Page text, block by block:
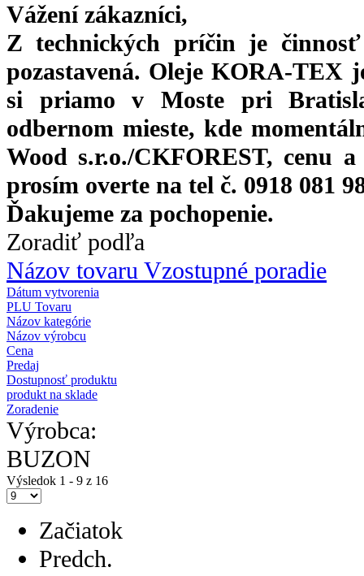
Vážení zákazníci,
Z technických príčin je činnosť
pozastavená. Oleje KORA-TEX
si priamov Moste pri
odbernom mieste, kde
Wood s.r.o./CKFOREST, cenu
prosím overte na tel č. 0918 081
Ďakujeme za pochopenie.
Zoradiť podľa
Názov tovaru Vzostupné poradie
Dátum vytvorenia
PLU Tovaru
Názov kategórie
Názov výrobcu
Cena
Predaj
Dostupnosť produktu
produkt na sklade
Zoradenie
Výrobca:
BUZON
Výsledok 1 - 9 z 16
Začiatok
Predch.